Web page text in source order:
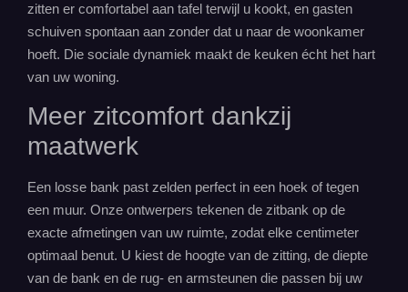
zitten er comfortabel aan tafel terwijl u kookt, en gasten
schuiven spontaan aan zonder dat u naar de woonkamer
hoeft. Die sociale dynamiek maakt de keuken écht het hart
van uw woning.
Meer zitcomfort dankzij
maatwerk
Een losse bank past zelden perfect in een hoek of tegen
een muur. Onze ontwerpers tekenen de zitbank op de
exacte afmetingen van uw ruimte, zodat elke centimeter
optimaal benut. U kiest de hoogte van de zitting, de diepte
van de bank en de rug- en armsteunen die passen bij uw